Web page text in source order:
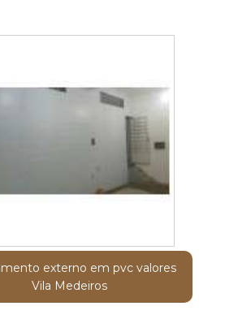
externo em pvc valores
Vila Medeiros